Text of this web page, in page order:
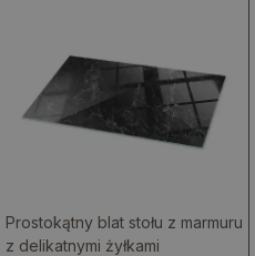
Prostokątny blat stołu z marmuru
z delikatnymi żyłkami